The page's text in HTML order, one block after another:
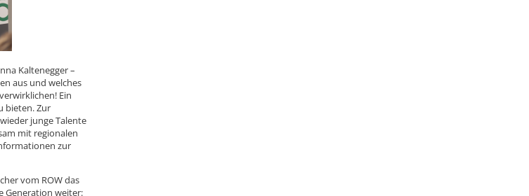
Kaltenegger –
aus und welches
Ein
bieten. Zur
junge Talente
mit regionalen
zur
vom ROW das
Generation weiter: